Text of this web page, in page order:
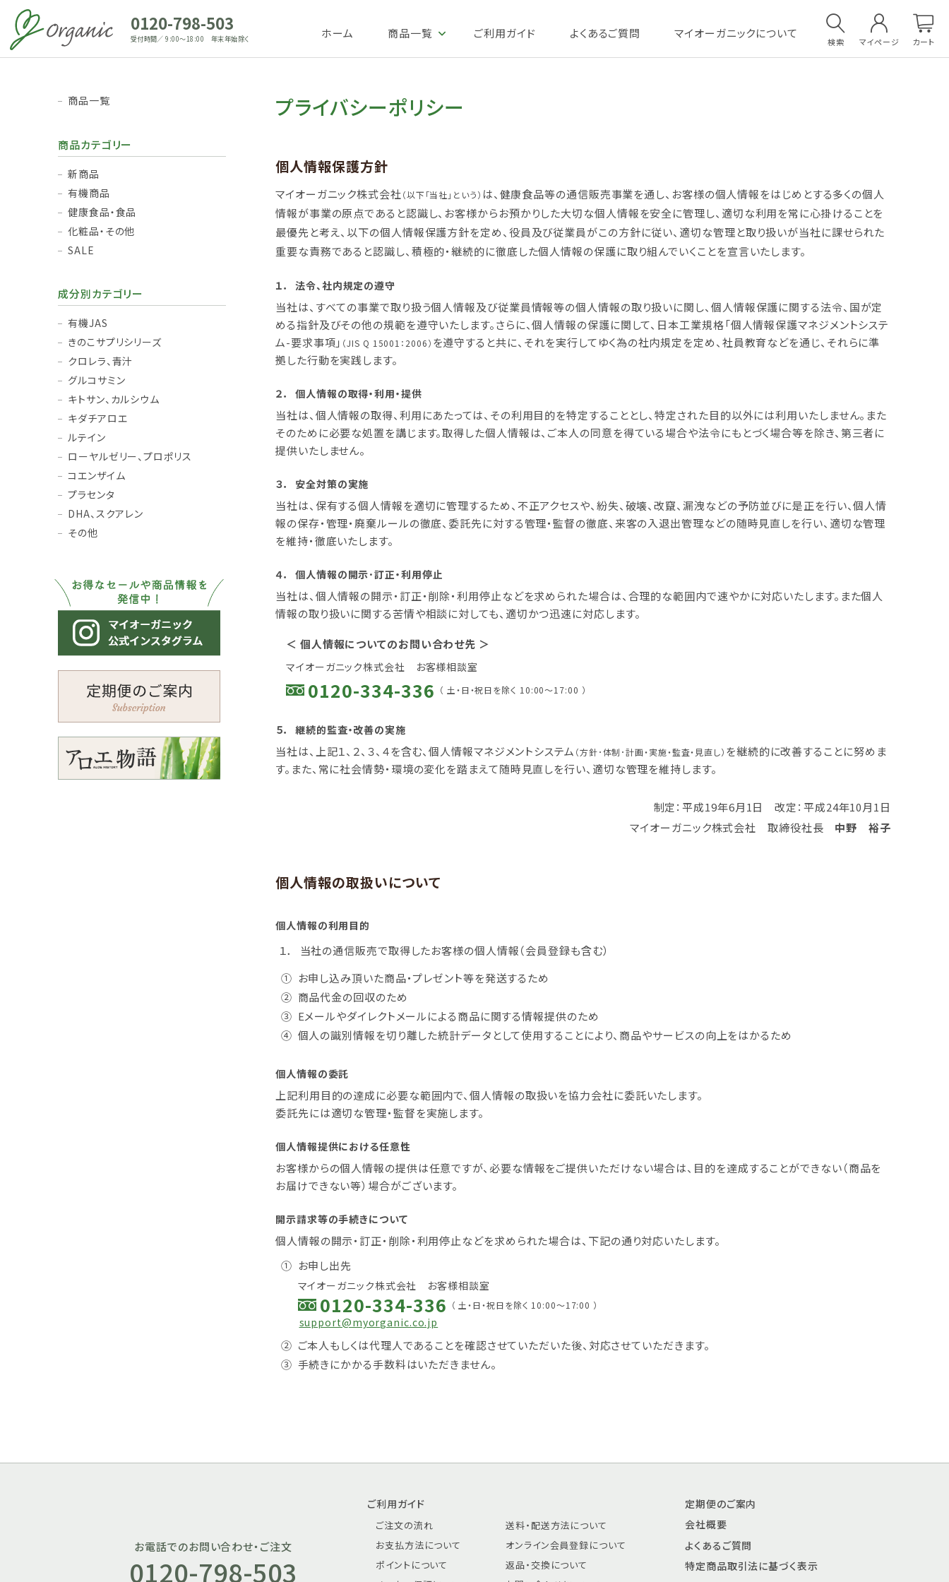
0120-798-503
受付時間／ 9:00～18:00 年末年始除く ホーム 商品一覧 ご利用ガイド よくあるご質問 マイオーガニックについて
検索 マイページ カート
プライバシーポリシー
個人情報保護方針
マイオーガニック株式会社（以下「当社」という） は、健康食品等の通信販売事業を通し、お客様の個人情報をはじめとする多くの個人
情報が事業の原点であると認識し、お客様からお預かりした大切な個人情報を安全に管理し、適切な利用を常に心掛けることを
最優先と考え、以下の個人情報保護方針を定め、役員及び従業員がこの方針に従い、適切な管理と取り扱いが当社に課せられた
重要な責務であると認識し、積極的・継続的に徹底した個人情報の保護に取り組んでいくことを宣言いたします。
１． 法令、社内規定の遵守
当社は、すべての事業で取り扱う個人情報及び従業員情報等の個人情報の取り扱いに関し、個人情報保護に関する法令、国が定
める指針及びその他の規範を遵守いたします。さらに、個人情報の保護に関して、日本工業規格「個人情報保護マネジメントシステ
ム-要求事項」 （JIS Q 15001：2006） を遵守すると共に、それを実行してゆく為の社内規定を定め、社員教育などを通じ、それらに準
拠した行動を実践します。
２． 個人情報の取得・利用・提供
当社は、個人情報の取得、利用にあたっては、その利用目的を特定することとし、特定された目的以外には利用いたしません。また
そのために必要な処置を講じます。取得した個人情報は、ご本人の同意を得ている場合や法令にもとづく場合等を除き、第三者に
提供いたしません。
３． 安全対策の実施
当社は、保有する個人情報を適切に管理するため、不正アクセスや、紛失、破壊、改竄、漏洩などの予防並びに是正を行い、個人情
報の保存・管理・廃棄ルールの徹底、委託先に対する管理・監督の徹底、来客の入退出管理などの随時見直しを行い、適切な管理
を維持・徹底いたします。
４． 個人情報の開示･訂正・利用停止
当社は、個人情報の開示・訂正・削除・利用停止などを求められた場合は、合理的な範囲内で速やかに対応いたします。また個人
情報の取り扱いに関する苦情や相談に対しても、適切かつ迅速に対応します。
＜ 個人情報についてのお問い合わせ先 ＞
マイオーガニック株式会社 お客様相談室
0120-334-336 （ 土・日・祝日を除く 10:00～17:00 ）
５． 継続的監査・改善の実施
当社は、上記１、２、３、４を含む、個人情報マネジメントシステム （方針･体制･計画・実施・監査・見直し） を継続的に改善することに努めま
す。また、常に社会情勢・環境の変化を踏まえて随時見直しを行い、適切な管理を維持します。
制定：平成19年6月1日
改定：平成24年10月1日
マイオーガニック株式会社 取締役社長 中野 裕子
個人情報の取扱いについて
個人情報の利用目的
１．
当社の通信販売で取得したお客様の個人情報（会員登録も含む）
① お申し込み頂いた商品・プレゼント等を発送するため
② 商品代金の回収のため
③ Eメールやダイレクトメールによる商品に関する情報提供のため
④ 個人の識別情報を切り離した統計データとして使用することにより、商品やサービスの向上をはかるため
個人情報の委託
上記利用目的の達成に必要な範囲内で、個人情報の取扱いを協力会社に委託いたします。
委託先には適切な管理・監督を実施します。
個人情報提供における任意性
お客様からの個人情報の提供は任意ですが、必要な情報をご提供いただけない場合は、目的を達成することができない（商品を
お届けできない等）場合がございます。
開示請求等の手続きについて
個人情報の開示・訂正・削除・利用停止などを求められた場合は、下記の通り対応いたします。
① お申し出先
マイオーガニック株式会社 お客様相談室
0120-334-336 （ 土・日・祝日を除く 10:00～17:00 ）
support@myorganic.co.jp
② ご本人もしくは代理人であることを確認させていただいた後、対応させていただきます。
③ 手続きにかかる手数料はいただきません。
商品一覧
商品カテゴリー
新商品
有機商品
健康食品・食品
化粧品・その他
SALE
成分別カテゴリー
有機JAS
きのこサプリシリーズ
クロレラ、青汁
グルコサミン
キトサン、カルシウム
キダチアロエ
ルテイン
ローヤルゼリー、プロポリス
コエンザイム
プラセンタ
DHA、スクアレン
その他
お電話でのお問い合わせ・ご注文
0120-798-503
ご利用ガイド
ご注文の流れ
送料・配送方法について
お支払方法について
オンライン会員登録について
ポイントについて
返品・交換について
定期便のご案内
会社概要
よくあるご質問
特定商品取引法に基づく表示